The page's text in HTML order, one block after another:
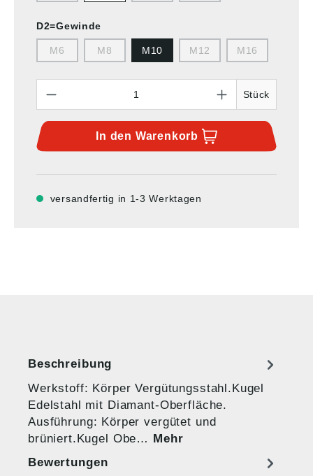
D2=Gewinde
M6 M8 M10 M12 M16
Stück
In den Warenkorb
versandfertig in 1-3 Werktagen
Beschreibung
Werkstoff: Körper Vergütungsstahl.Kugel
Edelstahl mit Diamant-Oberfläche.
Ausführung: Körper vergütet und
brüniert.Kugel Obe… Mehr
Bewertungen